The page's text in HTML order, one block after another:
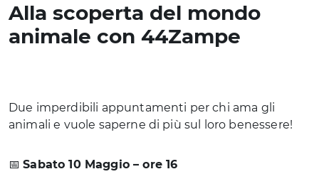
Alla scoperta del mondo
animale con 44Zampe
Due imperdibili appuntamenti per chi ama gli
animali e vuole saperne di più sul loro benessere!
📅Sabato 10 Maggio – ore 16